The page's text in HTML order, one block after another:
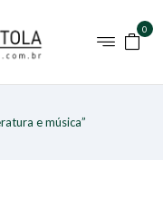
0
e música”